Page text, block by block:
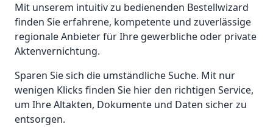
Mit unserem intuitiv zu bedienenden Bestellwizard
finden Sie erfahrene, kompetente und zuverlässige
regionale Anbieter für Ihre gewerbliche oder private
Aktenvernichtung.
Sparen Sie sich die umständliche Suche. Mit nur
wenigen Klicks finden Sie hier den richtigen Service,
um Ihre Altakten, Dokumente und Daten sicher zu
entsorgen.